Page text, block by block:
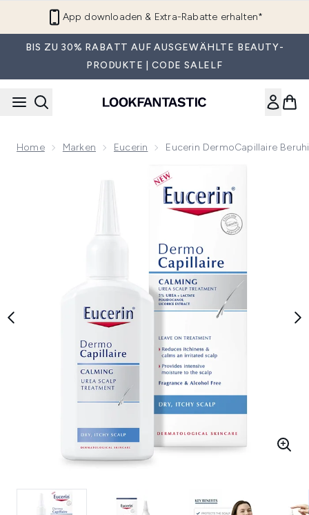
App downloaden & Extra-Rabatte erhalten*
BIS ZU 30% RABATT AUF AUSGEWÄHLTE BEAUTY-
PRODUKTE | CODE SALELF
Home Marken Eucerin Eucerin DermoCapillaire
Now showing image 1 Eucerin DermoCapillaire Beruhigende